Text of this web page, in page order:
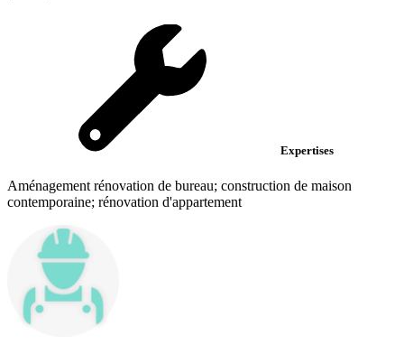
Expertises
Aménagement rénovation de bureau; construction de maison
contemporaine; rénovation d'appartement